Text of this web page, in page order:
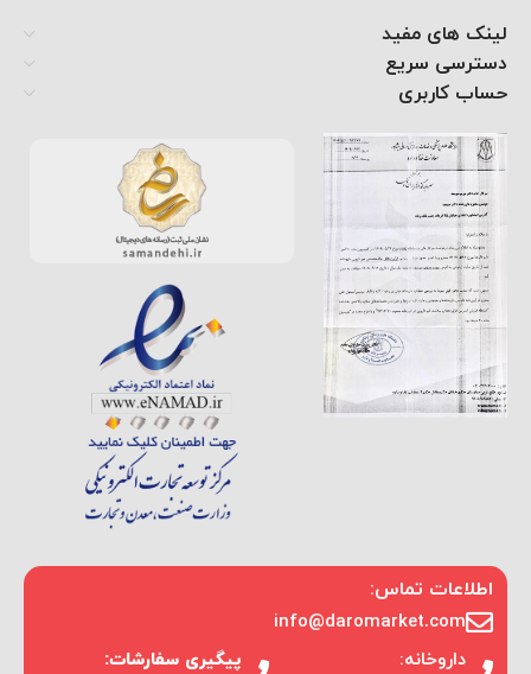
لینک های مفید
دسترسی سریع
حساب کاربری
اطلاعات تماس:
info@daromarket.com
داروخانه:
پیگیری سفارشات: